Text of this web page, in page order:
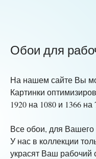
Обои для
На нашем сайте Вы
Картинки
1920 на 1080 и 1366
Все обои, для Вашего
У нас в коллекции
украсят Ваш рабочий